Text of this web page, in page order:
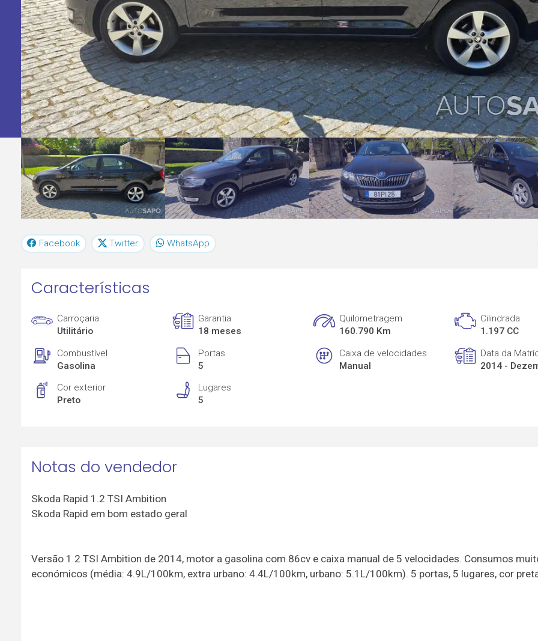
Facebook Twitter WhatsApp
Características
Carroçaria
Utilitário
Garantia
18 meses
Quilometragem
160.790 Km
Cilindrada
1.197 CC
Combustível
Gasolina
Portas
5
Caixa de velocidades
Manual
Data da
2014 -
Cor exterior
Preto
Lugares
5
Notas do vendedor
Skoda Rapid 1.2 TSI Ambition
Skoda Rapid em bom estado geral
Versão 1.2 TSI Ambition de 2014, motor a gasolina com 86cv e caixa manual de 5 velocidades. Consumos
económicos (média: 4.9L/100km, extra urbano: 4.4L/100km, urbano: 5.1L/100km). 5 portas, 5 lugares, cor